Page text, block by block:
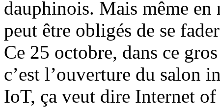
dauphinois. Mais même en
peut être obligés de se
Ce 25 octobre, dans ce
c’est l’ouverture du salon
IoT, ça veut dire Internet